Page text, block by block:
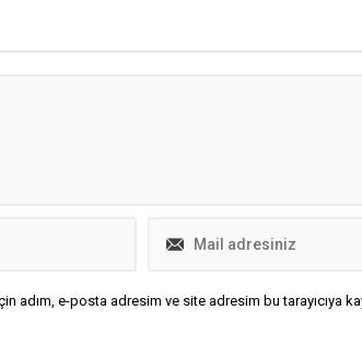
şekilde hazırlanmıştır. Aşağıda yer
adım, e-posta adresim ve site adresim bu tarayıcıya